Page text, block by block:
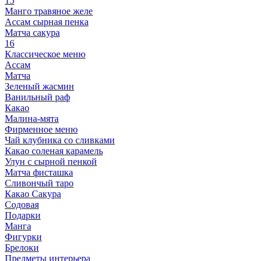
Манго травяное желе
Ассам сырная пенка
Матча сакура
16
Классическое меню
Ассам
Матча
Зеленый жасмин
Ванильный раф
Какао
Малина-мята
Фирменное меню
Чай клубника со сливками
Какао соленая карамель
Улун с сырной пенкой
Матча фисташка
Сливончый таро
Какао Сакура
Содовая
Подарки
Манга
Фигурки
Брелоки
Предметы интерьера